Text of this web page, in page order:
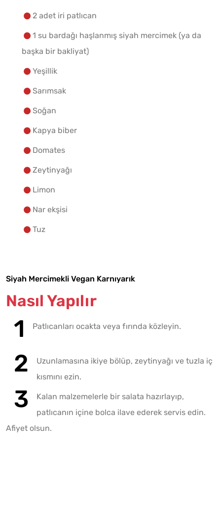
2 adet iri patlıcan
1 su bardağı haşlanmış siyah mercimek (ya da
başka bir bakliyat)
Yeşillik
Sarımsak
Soğan
Kapya biber
Domates
Zeytinyağı
Limon
Nar ekşisi
Tuz
Siyah Mercimekli Vegan Karnıyarık
Nasıl Yapılır
Patlıcanları ocakta veya fırında közleyin.
Uzunlamasına ikiye bölüp, zeytinyağı ve tuzla iç
kısmını ezin.
Kalan malzemelerle bir salata hazırlayıp,
patlıcanın içine bolca ilave ederek servis edin.
Afiyet olsun.